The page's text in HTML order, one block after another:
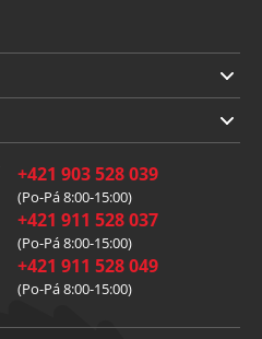
+421 903 528 039
(Po-Pá 8:00-15:00)
+421 911 528 037
(Po-Pá 8:00-15:00)
+421 911 528 049
(Po-Pá 8:00-15:00)